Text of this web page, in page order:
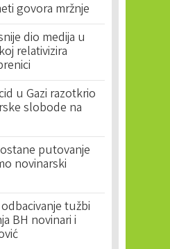
govora mržnje
dio medija u
relativizira
u Gazi razotkrio
slobode na
putovanje
novinarski
tužbi
BH novinari i